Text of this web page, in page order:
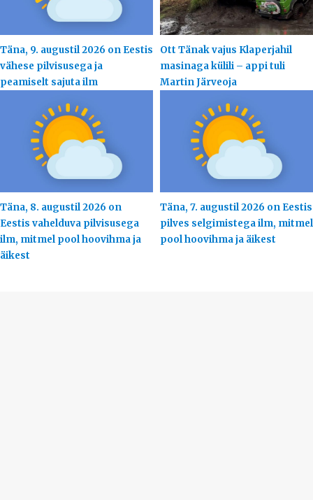
Täna, 9. augustil 2026 on Eestis
vähese pilvisusega ja
peamiselt sajuta ilm
Ott Tänak vajus Klaperjahil
masinaga külili – appi tuli
Martin Järveoja
Täna, 8. augustil 2026 on
Eestis vahelduva pilvisusega
ilm, mitmel pool hoovihma ja
äikest
Täna, 7. augustil 2026 on Eestis
pilves selgimistega ilm, mitmel
pool hoovihma ja äikest